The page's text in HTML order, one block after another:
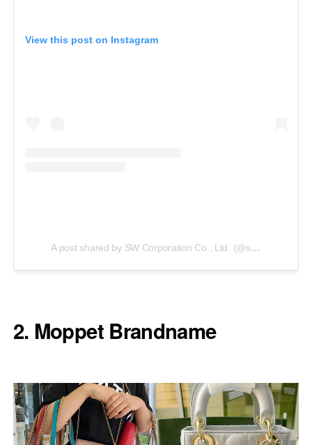
View this post on Instagram
A post shared by SW Corporation Co., Ltd. (@sfbrandname)
2. Moppet Brandname